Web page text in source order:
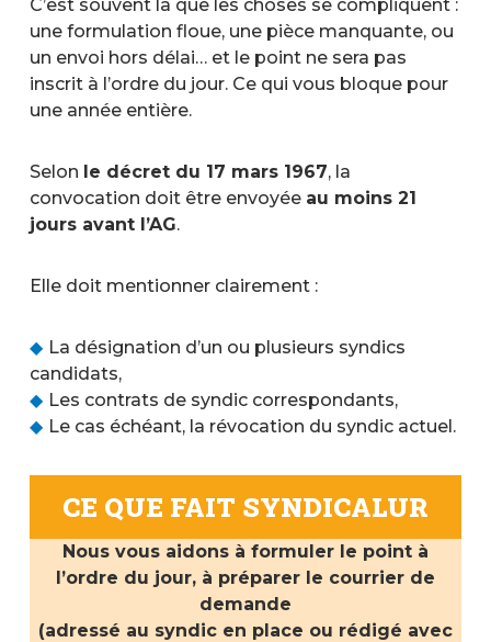
C’est souvent là que les choses se compliquent :
une formulation floue, une pièce manquante, ou
un envoi hors délai… et le point ne sera pas
inscrit à l’ordre du jour. Ce qui vous bloque pour
une année entière.
Selon le décret du 17 mars 1967, la
convocation doit être envoyée au moins 21
jours avant l’AG.
Elle doit mentionner clairement :
La désignation d’un ou plusieurs syndics
candidats,
Les contrats de syndic correspondants,
Le cas échéant, la révocation du syndic actuel.
CE QUE FAIT SYNDICALUR
Nous vous aidons à formuler le point à
l’ordre du jour, à préparer le courrier de
demande
(adressé au syndic en place ou rédigé avec